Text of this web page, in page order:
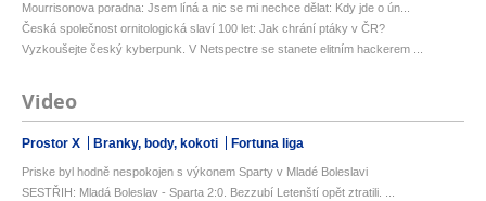
Mourrisonova poradna: Jsem líná a nic se mi nechce dělat: Kdy jde o ún...
Česká společnost ornitologická slaví 100 let: Jak chrání ptáky v ČR?
Vyzkoušejte český kyberpunk. V Netspectre se stanete elitním hackerem ...
Video
Prostor X Branky, body, kokoti Fortuna liga
Priske byl hodně nespokojen s výkonem Sparty v Mladé Boleslavi
SESTŘIH: Mladá Boleslav - Sparta 2:0. Bezzubí Letenští opět ztratili. ...